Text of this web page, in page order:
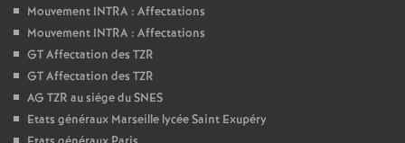
Mouvement INTRA : Affectations
Mouvement INTRA : Affectations
GT Affectation des TZR
GT Affectation des TZR
AG TZR au siége du SNES
Etats généraux Marseille lycée Saint Exupéry